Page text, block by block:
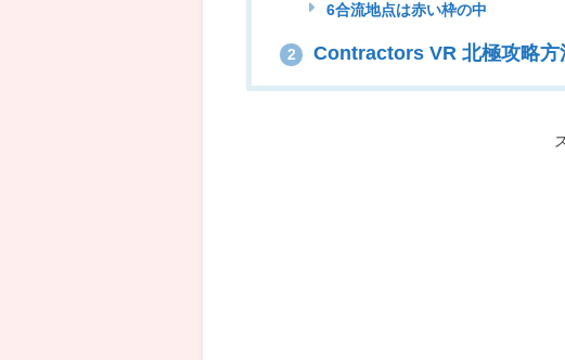
6合流地点は赤い枠の中
2 Contractors VR 北極攻略方